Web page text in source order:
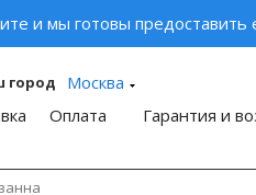
и мы готовы
город
Москва
Оплата Гарантия и